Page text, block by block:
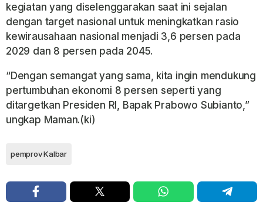
kegiatan yang diselenggarakan saat ini sejalan
dengan target nasional untuk meningkatkan rasio
kewirausahaan nasional menjadi 3,6 persen pada
2029 dan 8 persen pada 2045.
“Dengan semangat yang sama, kita ingin mendukung
pertumbuhan ekonomi 8 persen seperti yang
ditargetkan Presiden RI, Bapak Prabowo Subianto,”
ungkap Maman.(ki)
pemprov Kalbar